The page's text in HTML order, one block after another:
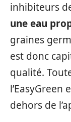
inhibiteurs
une eau
graines
est donc
qualité.
dehors de